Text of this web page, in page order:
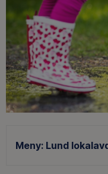
Meny: Lund